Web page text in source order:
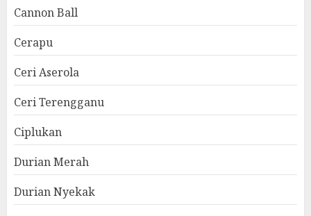
Cannon Ball
Cerapu
Ceri Aserola
Ceri Terengganu
Ciplukan
Durian Merah
Durian Nyekak